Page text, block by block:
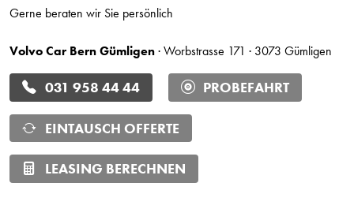
Gerne beraten wir Sie persönlich
Volvo Car Bern Gümligen· Worbstrasse 171 · 3073 Gümligen
031 958 44 44 PROBEFAHRT
EINTAUSCH OFFERTE
LEASING BERECHNEN